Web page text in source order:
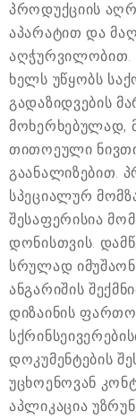
პროდუქციის
აპარატით და
ხელს უწყობს
გადაზიდვების
მოხერხებულად,
თითოეული
გაანალიზებით.
სპეციალურ
შესაფერისია
დონისთვის.
სრულად
ანგარიშის
დიზაინის
დოკუმენტების
უცხოენოვან
აპლიკაცია